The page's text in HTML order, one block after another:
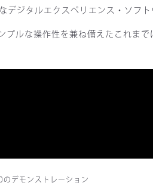
ジタルエクスペリエンス・ソフト
ルな操作性を兼ね備えたこれまで
デモンストレーション